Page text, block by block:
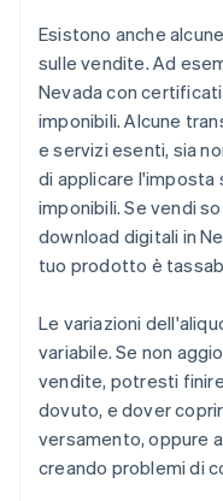
Esistono anche
sulle vendite. Ad
Nevada con
imponibili. Alcune
e servizi esenti, sia
di applicare l'imposta
imponibili. Se vendi
download digitali in
tuo prodotto è
Le variazioni
variabile. Se non
vendite, potresti
dovuto, e dover
versamento, oppure
creando problemi di